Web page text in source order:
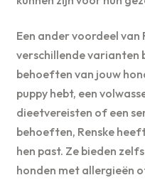
Een ander voordeel van
verschillende varianten
behoeften van jouw
puppy hebt, een
dieetvereisten of een
behoeften, Renske
hen past. Ze bieden
honden met allergieën